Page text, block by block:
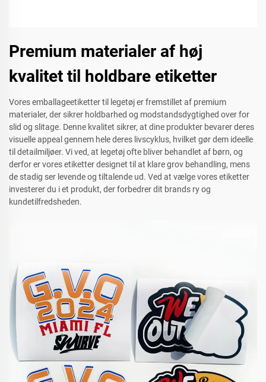
Premium materialer af høj
kvalitet til holdbare etiketter
Vores emballageetiketter til legetøj er fremstillet af premium
materialer, der sikrer holdbarhed og modstandsdygtighed over for
slid og slitage. Denne kvalitet sikrer, at dine produkter bevarer deres
visuelle appeal gennem hele deres livscyklus, hvilket gør dem ideelle
til detailmiljøer. Vi ved, at legetøj ofte bliver behandlet af børn, og
derfor er vores etiketter designet til at klare grov behandling, mens
de stadig ser levende og tiltalende ud. Ved at vælge vores etiketter
investerer du i et produkt, der forbedrer dit brands ry og
kundetilfredsheden.